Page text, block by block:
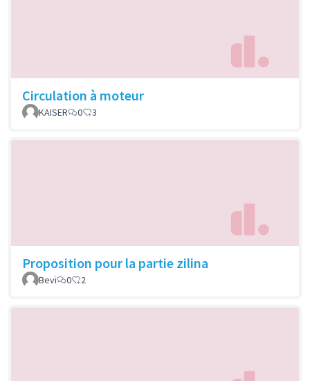
Circulation à moteur
KAISER 0 3
Proposition pour la partie zilina
Bevi 0 2